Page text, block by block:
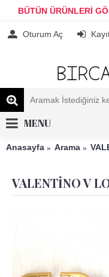
BÜTÜN ÜRÜNLERİ
Oturum Aç
MENU
Anasayfa Arama
VALENTİNO V